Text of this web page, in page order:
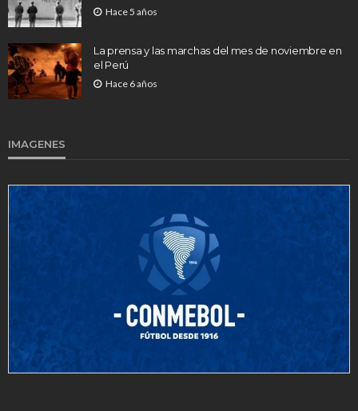
Hace 5 años
La prensa y las marchas del mes de noviembre en
el Perú
Hace 6 años
IMAGENES